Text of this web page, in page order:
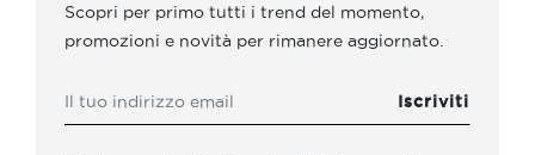
Scopri per primo tutti i trend del momento,
promozioni e novità per rimanere aggiornato.